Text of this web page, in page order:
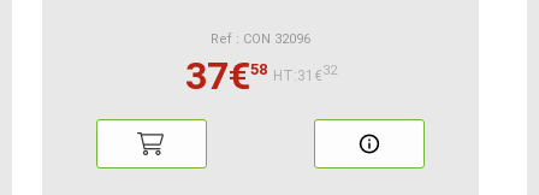
Ref : CON 32096
37€58 HT:31€32